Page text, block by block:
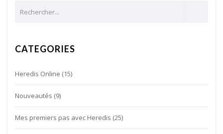
CATEGORIES
Heredis Online (15)
Nouveautés (9)
Mes premiers pas avec Heredis (25)